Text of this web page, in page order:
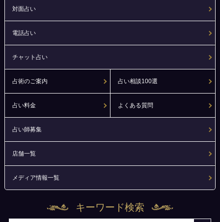
対面占い
電話占い
チャット占い
占術のご案内 占い相談100選
占い料金 よくある質問
占い師募集
店舗一覧
メディア情報一覧
キーワード検索